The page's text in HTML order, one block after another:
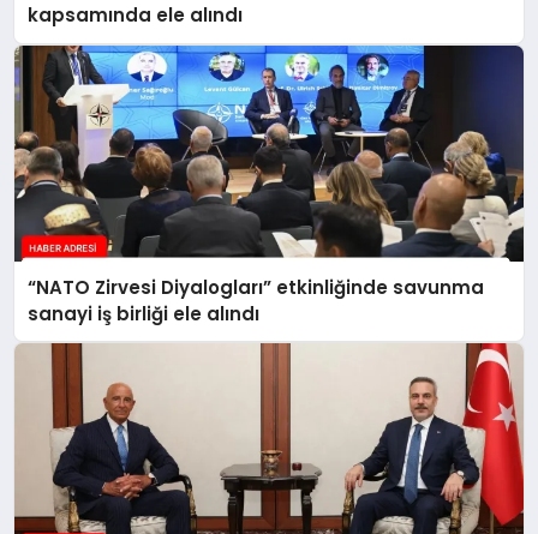
kapsamında ele alındı
“NATO Zirvesi Diyalogları” etkinliğinde savunma
sanayi iş birliği ele alındı